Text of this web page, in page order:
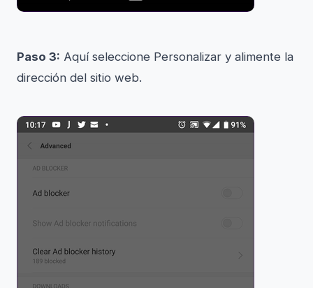
Paso 3: Aquí seleccione Personalizar y alimente la
dirección del sitio web.